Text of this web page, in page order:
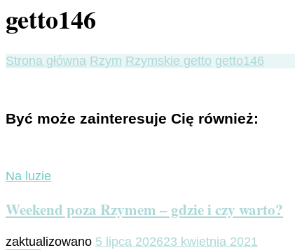
getto146
Strona główna Rzym Rzymskie getto getto146
Być może zainteresuje Cię również:
Na luzie
Weekend poza Rzymem – gdzie i czy warto?
zaktualizowano 5 lipca 202623 kwietnia 2021